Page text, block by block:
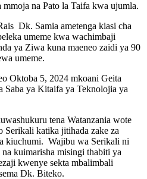
na Pato la Taifa kwa ujumla.
Dk. Samia ametenga kiasi cha
umeme kwa wachimbaji
ya Ziwa kuna maeneo zaidi ya 90
umeme.
Oktoba 5, 2024 mkoani Geita
Saba ya Kitaifa ya Teknolojia ya
tena Watanzania wote
Serikali katika jitihada zake za
kiuchumi. Wajibu wa Serikali ni
kuimarisha misingi thabiti ya
kwenye sekta mbalimbali
Dk. Biteko.